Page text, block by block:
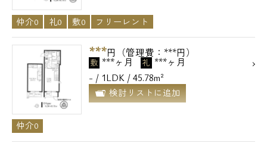
仲介0 礼0 敷0 フリーレント
***円（管理費：***円）
敷 ***ヶ月 礼 ***ヶ月
- / 1LDK / 45.78m²
検討リストに追加
仲介0